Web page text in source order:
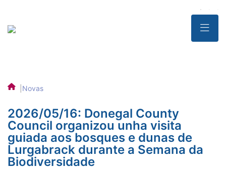
Novas
2026/05/16: Donegal County
Council organizou unha visita
guiada aos bosques e dunas de
Lurgabrack durante a Semana da
Biodiversidade